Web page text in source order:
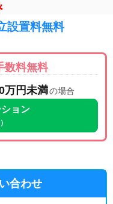
設置料無料
数料無料
万円未満の場合
ョン
合わせ